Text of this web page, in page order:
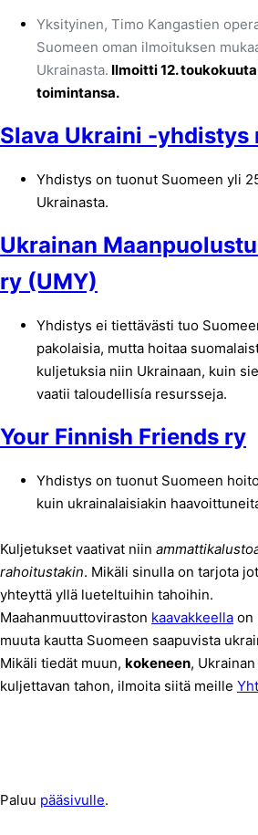
Yksityinen, Timo Kangastien
Suomeen oman ilmoituksen
Ukrainasta. Ilmoitti 12.
toimintansa.
Slava Ukraini -yhdistys
Yhdistys on tuonut Suomeen yli
Ukrainasta.
Ukrainan
ry (UMY)
Yhdistys ei tiettävästi tuo
pakolaisia, mutta hoitaa
kuljetuksia niin Ukrainaan, kuin
vaatii taloudellisía resursseja.
Your Finnish Friends ry
Yhdistys on tuonut Suomeen
kuin ukrainalaisiakin
Kuljetukset vaativat niin
rahoitustakin. Mikäli sinulla on tarjota
yhteyttä yllä lueteltuihin tahoihin.
Maahanmuuttoviraston kaavakkeella on
muuta kautta Suomeen saapuvista
Mikäli tiedät muun, kokeneen,
kuljettavan tahon, ilmoita siitä meille
Paluu pääsivulle.